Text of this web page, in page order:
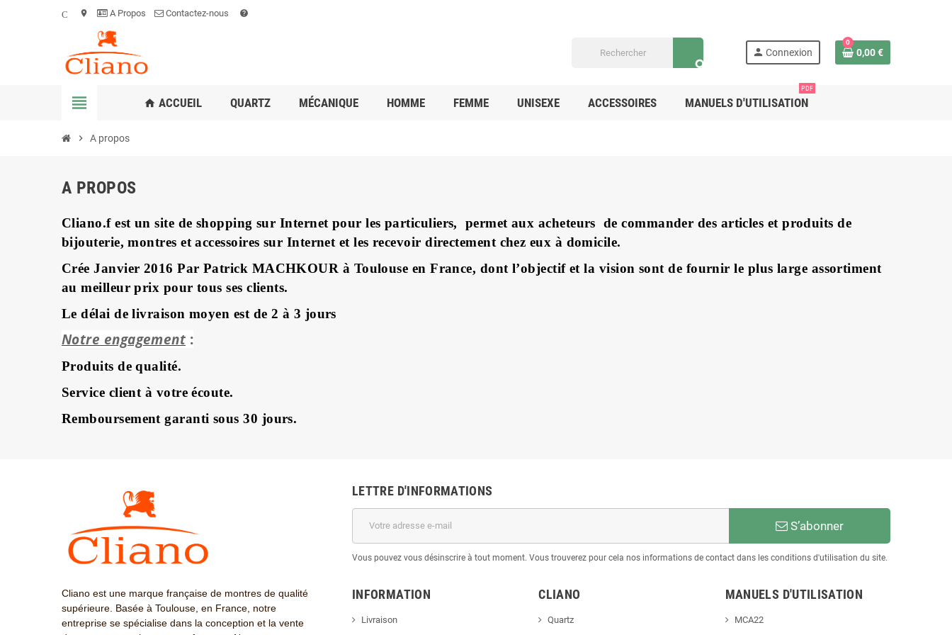
Conditions
location_on A Propos Contactez-nous help
search
person Connexion
0
0,00 €
view_headline home ACCUEIL QUARTZ MÉCANIQUE HOMME FEMME UNISEXE ACCESSOIRES MANUELS D'UTILISATION
PDF
chevron_right A propos
A PROPOS
Cliano.fest un site de shopping sur Internet pour les particuliers, permet aux acheteurs de commander des articles et produits de
bijouterie, montres et accessoires sur Internet et les recevoir directement chez eux à domicile.
Crée Janvier 2016 Par Patrick MACHKOUR à Toulouse en France, dont l’objectif et la vision sont de fournir le plus large assortiment
au meilleur prix pour tous ses clients.
Le délai de livraison moyen est de 2 à 3 jours
Notre engagement :
Produits de qualité.
Service client à votre écoute.
Remboursement garanti sous 30 jours.
Cliano est une marque française de montres de qualité
supérieure. Basée à Toulouse, en France, notre
entreprise se spécialise dans la conception et la vente
LETTRE D'INFORMATIONS
S’abonner
Vous pouvez vous désinscrire à tout moment. Vous trouverez pour cela nos informations de contact dans les conditions d'utilisation du site.
INFORMATION
Livraison
CLIANO
Quartz
MANUELS D'UTILISATION
MCA22